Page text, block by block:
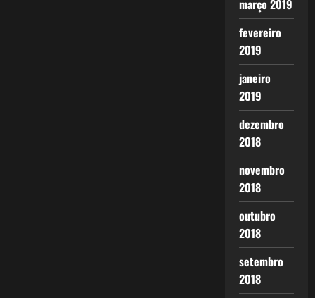
março 2019
fevereiro
2019
janeiro
2019
dezembro
2018
novembro
2018
outubro
2018
setembro
2018